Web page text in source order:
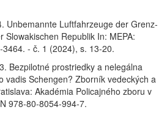
Unbemannte Luftfahrzeuge der Grenz-
Slowakischen Republik In: MEPA:
- č. 1 (2024), s. 13-20.
Bezpilotné prostriedky a nelegálna
vadis Schengen? Zborník vedeckých a
Akadémia Policajného zboru v
978-80-8054-994-7.